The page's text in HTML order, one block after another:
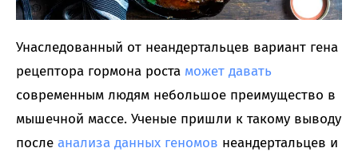
Унаследованный от неандертальцев вариант гена
рецептора гормона роста может давать
современным людям небольшое преимущество в
мышечной массе. Ученые пришли к такому выводу
после анализа данных геномов неандертальцев и